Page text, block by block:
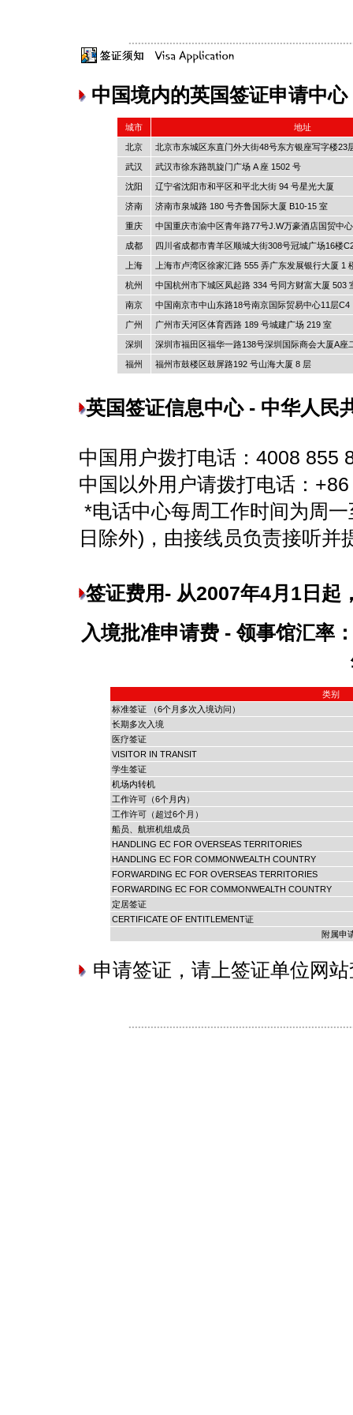
中国境内的英国签证申请中心
城市 地址
北京 北京市东城区东直门外大街48号东方银座写字楼23
武汉 武汉市徐东路凯旋门广场 A 座 1502 号
沈阳 辽宁省沈阳市和平区和平北大街 94 号星光大厦
济南 济南市泉城路 180 号齐鲁国际大厦 B10-15 室
重庆 中国重庆市渝中区青年路77号J.W万豪酒店国贸中
成都 四川省成都市青羊区顺城大街308号冠城广场16楼
上海 上海市卢湾区徐家汇路 555 弄广东发展银行大厦 1
杭州 中国杭州市下城区凤起路 334 号同方财富大厦 503
南京 中国南京市中山东路18号南京国际贸易中心11层C4
广州 广州市天河区体育西路 189 号城建广场 219 室
深圳 深圳市福田区福华一路138号深圳国际商会大厦A座
福州 福州市鼓楼区鼓屏路192 号山海大厦 8 层
英国签证信息中心 - 中华人民
中国用户拨打电话：4008 855
中国以外用户请拨打电话：
*电话中心每周工作时间为周
日除外)，由接线员负责接听并
签证费用- 从2007年4月1日起
入境批准申请费 - 领事馆汇率
类别
标准签证 （6个月多次入境访问）
长期多次入境
医疗签证
VISITOR IN TRANSIT
学生签证
机场内转机
工作许可（6个月内）
工作许可（超过6个月）
船员、航班机组成员
HANDLING EC FOR OVERSEAS TERRITORIES
HANDLING EC FOR COMMONWEALTH COUNTRY
FORWARDING EC FOR OVERSEAS TERRITORIES
FORWARDING EC FOR COMMONWEALTH COUNTRY
定居签证
CERTIFICATE OF ENTITLEMENT证
附属申
申请签证，请上签证单位网